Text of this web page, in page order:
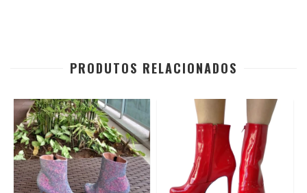
PRODUTOS RELACIONADOS